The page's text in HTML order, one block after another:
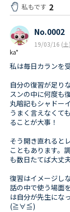
私もです 2
ka*
No.0002
19/03/16 (土
私は毎日カランを
自分の復習が足り
スンの中に何度も
丸暗記もシャドー
うまく言えなくて
ることが大事！
そう開き直れると
こともあります。
も数日たてば大丈
復習はイメージし
話の中で使う場面
は自分が先生にな
(≧∀≦)